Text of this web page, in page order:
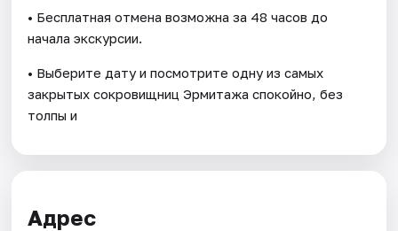
• Бесплатная отмена возможна за 48 часов до
начала экскурсии.
• Выберите дату и посмотрите одну из самых
закрытых сокровищниц Эрмитажа спокойно, без
толпы и
Адрес